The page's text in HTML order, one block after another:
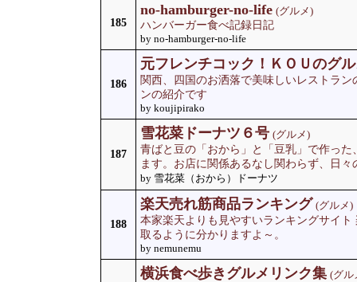
185
no-hamburger-no-life (グルメ)
ハンバーガー食べ記録日記
by no-hamburger-no-life
186
元フレンチコック！ＫＯＵのグ
関西、四国のお洒落で美味しいレストラ
ンの紹介です
by koujipirako
187
雪花菜ドーナツ６号 (グルメ)
青ばと豆の「おから」と「豆乳」で作っ
ます。お店に関係あるなし関わらず、日
by 雪花菜（おから）ドーナツ
188
楽天売れ筋商品ランキング (グルメ)
本家楽天よりも見やすいランキングサイ
取るように分かりますよ～。
by nemunemu
横浜食べ歩きグルメリンク集 (グル